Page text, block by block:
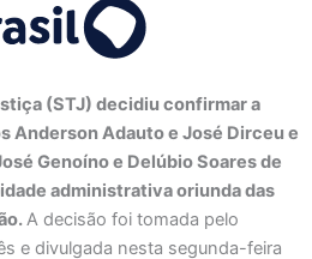
(STJ) decidiu confirmar a
Anderson Adauto e José Dirceu e
Genoíno e Delúbio Soares de
administrativa oriunda das
A decisão foi tomada pelo
e divulgada nesta segunda-feira